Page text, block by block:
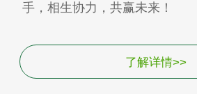
手，相生协力，共赢未来！
了解详情>>